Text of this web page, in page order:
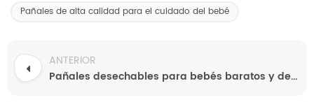
Pañales de alta calidad para el cuidado del bebé
ANTERIOR
Pañales desechables para bebés baratos y de buena calidad. Muestra gratuita de pañales personalizados súper absorbentes al por mayor desde China.